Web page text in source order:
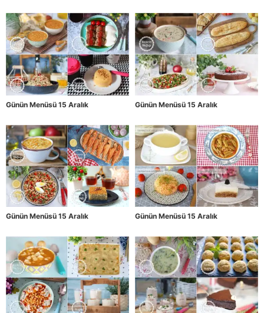
Günün Menüsü 15 Aralık Günün Menüsü 15 Aralık
Günün Menüsü 15 Aralık Günün Menüsü 15 Aralık